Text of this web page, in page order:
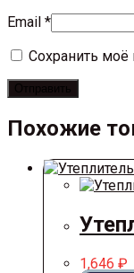
Email *
Сохранить моё
Похожие
1,646 ₽